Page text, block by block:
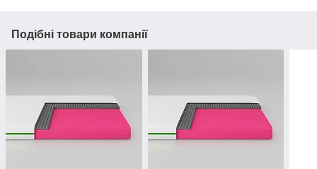
Подібні товари компанії